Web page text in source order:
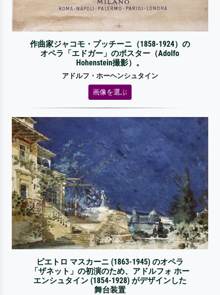
作曲家ジャコモ・プッチーニ（1858-1924）の
オペラ「エドガー」のポスター（Adolfo
Hohenstein撮影）。
アドルフ・ホーヘンシュタイン
画像を選ぶ
ピエトロ マスカーニ (1863-1945) のオペラ
「ザネット」の初演のため、アドルフォ ホー
エンシュタイン (1854-1928) がデザインした
舞台装置